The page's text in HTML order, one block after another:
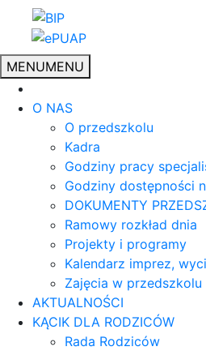
MENUMENU
O NAS
O przedszkolu
Kadra
Godziny pracy
Godziny dostępności
DOKUMENTY
Ramowy rozkład dnia
Projekty i programy
Kalendarz imprez,
Zajęcia w przedszkolu
AKTUALNOŚCI
KĄCIK DLA RODZICÓW
Rada Rodziców